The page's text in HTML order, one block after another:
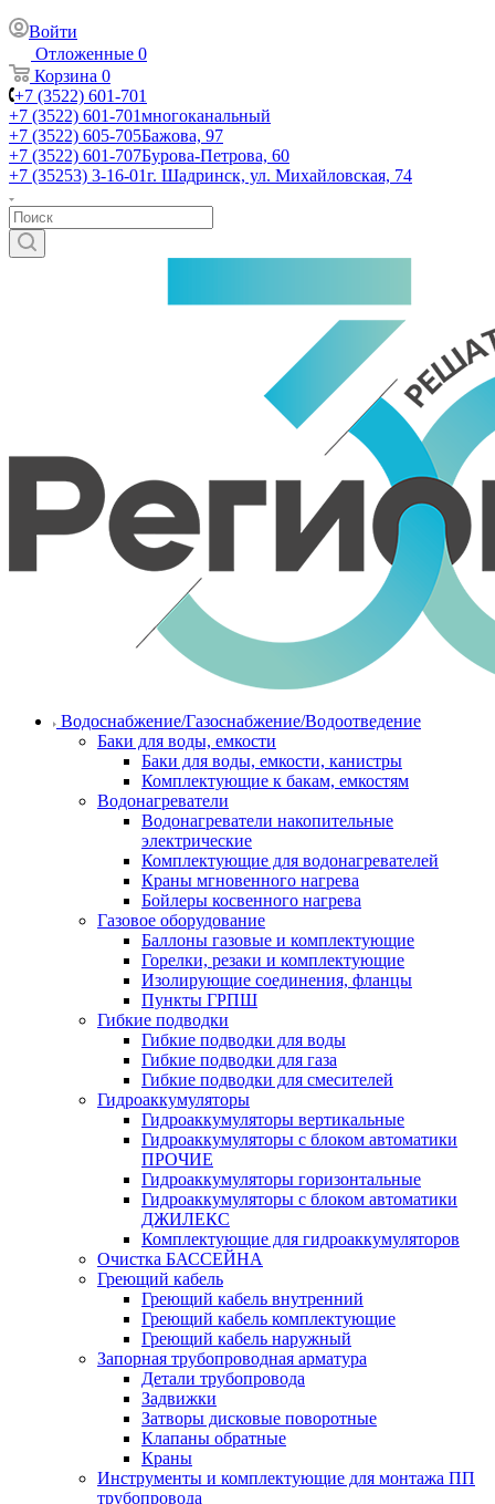
Войти
Отложенные 0
Корзина 0
+7 (3522) 601-701
+7 (3522) 601-701многоканальный
+7 (3522) 605-705Бажова, 97
+7 (3522) 601-707Бурова-Петрова, 60
+7 (35253) 3-16-01г. Шадринск, ул. Михайловская, 74
Водоснабжение/Газоснабжение/Водоотведение
Баки для воды, емкости
Баки для воды, емкости, канистры
Комплектующие к бакам, емкостям
Водонагреватели
Водонагреватели накопительные
электрические
Комплектующие для водонагревателей
Краны мгновенного нагрева
Бойлеры косвенного нагрева
Газовое оборудование
Баллоны газовые и комплектующие
Горелки, резаки и комплектующие
Изолирующие соединения, фланцы
Пункты ГРПШ
Гибкие подводки
Гибкие подводки для воды
Гибкие подводки для газа
Гибкие подводки для смесителей
Гидроаккумуляторы
Гидроаккумуляторы вертикальные
Гидроаккумуляторы с блоком автоматики
ПРОЧИЕ
Гидроаккумуляторы горизонтальные
Гидроаккумуляторы с блоком автоматики
ДЖИЛЕКС
Комплектующие для гидроаккумуляторов
Очистка БАССЕЙНА
Греющий кабель
Греющий кабель внутренний
Греющий кабель комплектующие
Греющий кабель наружный
Запорная трубопроводная арматура
Детали трубопровода
Задвижки
Затворы дисковые поворотные
Клапаны обратные
Краны
Инструменты и комплектующие для монтажа ПП
трубопровода